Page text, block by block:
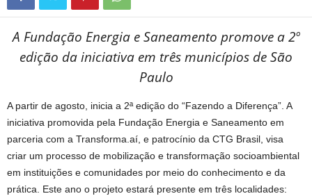
A Fundação Energia e Saneamento promove a 2º
edição da iniciativa em três municípios de São
Paulo
A partir de agosto, inicia a 2ª edição do “Fazendo a Diferença”. A
iniciativa promovida pela Fundação Energia e Saneamento em
parceria com a Transforma.aí, e patrocínio da CTG Brasil, visa
criar um processo de mobilização e transformação socioambiental
em instituições e comunidades por meio do conhecimento e da
prática. Este ano o projeto estará presente em três localidades: